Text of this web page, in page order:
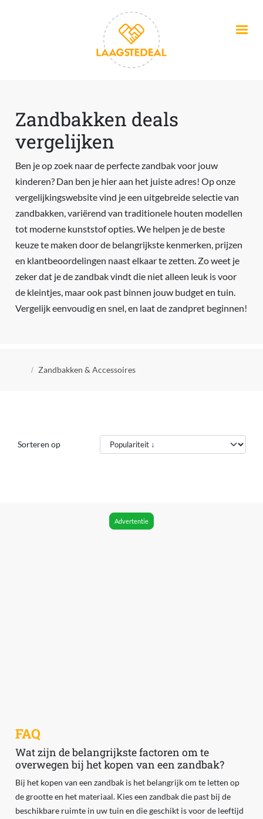
Zandbakken deals
vergelijken
Ben je op zoek naar de perfecte zandbak voor jouw
kinderen? Dan ben je hier aan het juiste adres! Op onze
vergelijkingswebsite vind je een uitgebreide selectie van
zandbakken, variërend van traditionele houten modellen
tot moderne kunststof opties. We helpen je de beste
keuze te maken door de belangrijkste kenmerken, prijzen
en klantbeoordelingen naast elkaar te zetten. Zo weet je
zeker dat je de zandbak vindt die niet alleen leuk is voor
de kleintjes, maar ook past binnen jouw budget en tuin.
Vergelijk eenvoudig en snel, en laat de zandpret beginnen!
Kruimelpad
Zandbakken & Accessoires
Sorteren op
Advertentie
FAQ
Wat zijn de belangrijkste factoren om te
overwegen bij het kopen van een zandbak?
Bij het kopen van een zandbak is het belangrijk om te letten op
de grootte en het materiaal. Kies een zandbak die past bij de
beschikbare ruimte in uw tuin en die geschikt is voor de leeftijd